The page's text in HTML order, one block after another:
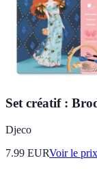
Set créatif :
Djeco
7.99 EURVoir le prix